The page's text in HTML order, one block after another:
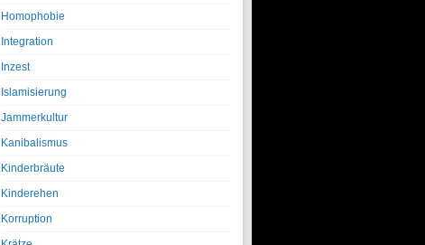
Homophobie
Integration
Inzest
Islamisierung
Jammerkultur
Kanibalismus
Kinderbräute
Kinderehen
Korruption